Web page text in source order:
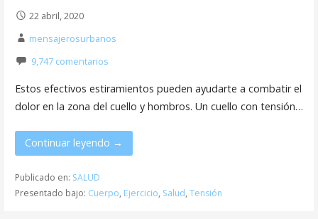
22 abril, 2020
mensajerosurbanos
9,747 comentarios
Estos efectivos estiramientos pueden ayudarte a combatir el
dolor en la zona del cuello y hombros. Un cuello con tensión…
Continuar leyendo →
Publicado en: SALUD
Presentado bajo: Cuerpo, Ejercicio, Salud, Tensión